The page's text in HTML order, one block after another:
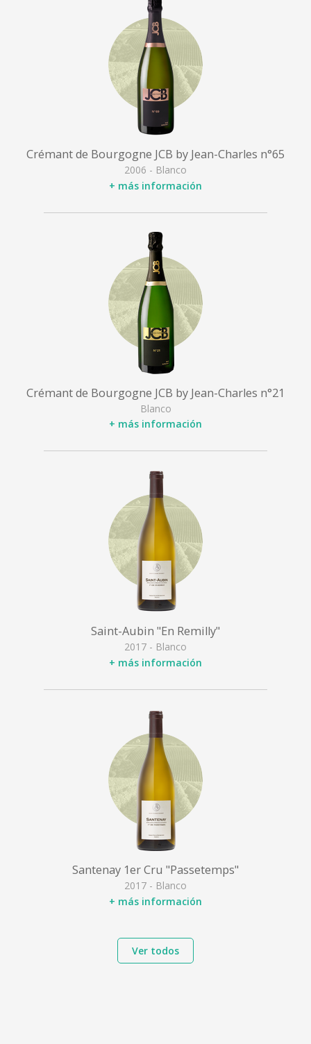
Crémant de Bourgogne JCB by Jean-Charles n°65
2006 - Blanco
+ más información
Crémant de Bourgogne JCB by Jean-Charles n°21
Blanco
+ más información
Saint-Aubin "En Remilly"
2017 - Blanco
+ más información
Santenay 1er Cru "Passetemps"
2017 - Blanco
+ más información
Ver todos